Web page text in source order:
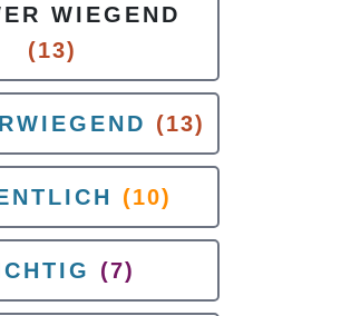
WIEGEND
(13)
(13)
(10)
(7)